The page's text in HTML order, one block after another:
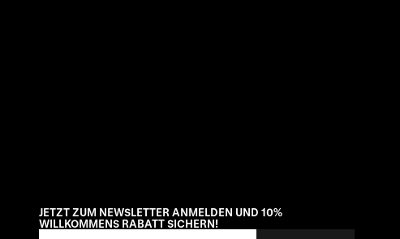
JETZT ZUM NEWSLETTER ANMELDEN UND 10%
WILLKOMMENS RABATT SICHERN!